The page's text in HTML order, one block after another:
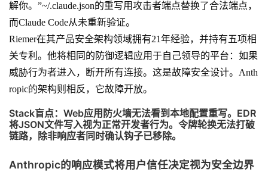
解你。”~/.claude.json的重写用攻击者端点替换了合法端点，
而Claude Code从未重新验证。
Riemer在其产品安全架构领域拥有21年经验，并持有五项相
关专利。他将相同的防御逻辑应用于自己领导的平台：如果
威胁行为者进入，断开所有连接。这是故障安全设计。Anth
ropic的架构则相反，它故障开放。
Stack盲点：Web应用防火墙无法看到本地配置重写。EDR
将JSON文件写入视为正常开发者行为。令牌轮换无法打破
链路，除非响应者同时确认钩子已移除。
Anthropic的响应模式将用户信任决定视为安全边界